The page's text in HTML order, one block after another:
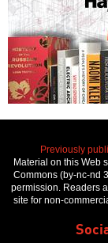
Previously
Material on this Web
Commons (by-nc-nd
permission. Readers
site for non-